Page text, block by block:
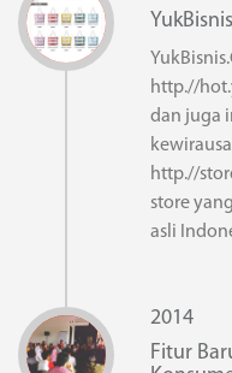
http.//
dan juga
http.//
store
asli
2014
Fitur